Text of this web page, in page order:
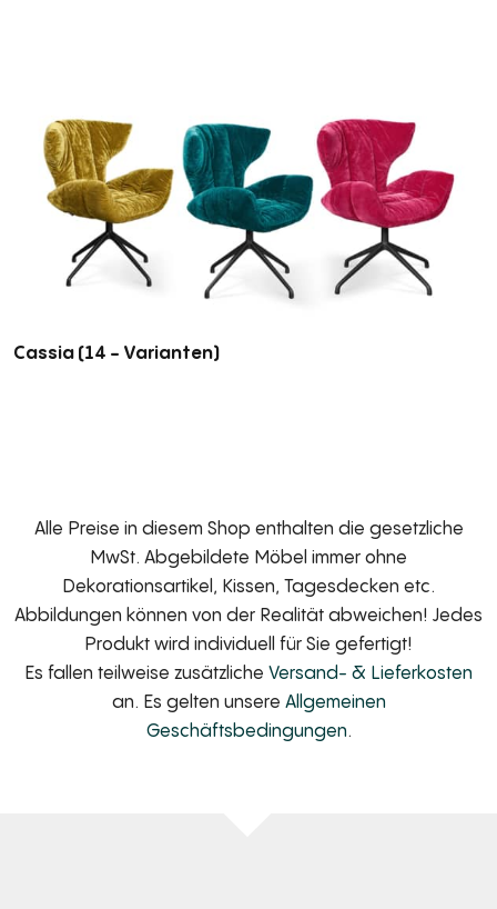
Cassia(14 - Varianten)
Alle Preise in diesem Shop enthalten die gesetzliche
MwSt. Abgebildete Möbel immer ohne
Dekorationsartikel, Kissen, Tagesdecken etc.
Abbildungen können von der Realität abweichen! Jedes
Produkt wird individuell für Sie gefertigt!
Es fallen teilweise zusätzliche Versand- & Lieferkosten
an. Es gelten unsere Allgemeinen
Geschäftsbedingungen.